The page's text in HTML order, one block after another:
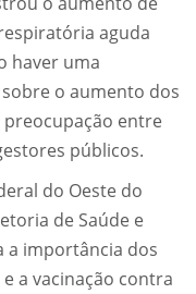
aguda
haver uma
o aumento dos
entre
públicos.
do Oeste do
de Saúde e
a importância dos
a vacinação contra